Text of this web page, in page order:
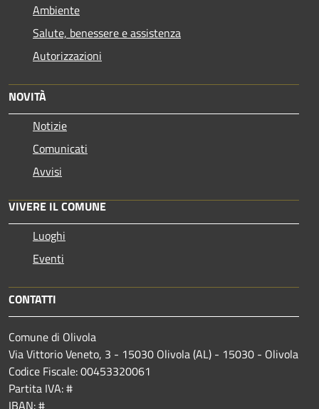
Ambiente
Salute, benessere e assistenza
Autorizzazioni
NOVITÀ
Notizie
Comunicati
Avvisi
VIVERE IL COMUNE
Luoghi
Eventi
CONTATTI
Comune di Olivola
Via Vittorio Veneto, 3 - 15030 Olivola (AL) - 15030 - Olivola
Codice Fiscale: 00453320061
Partita IVA: #
IBAN: #